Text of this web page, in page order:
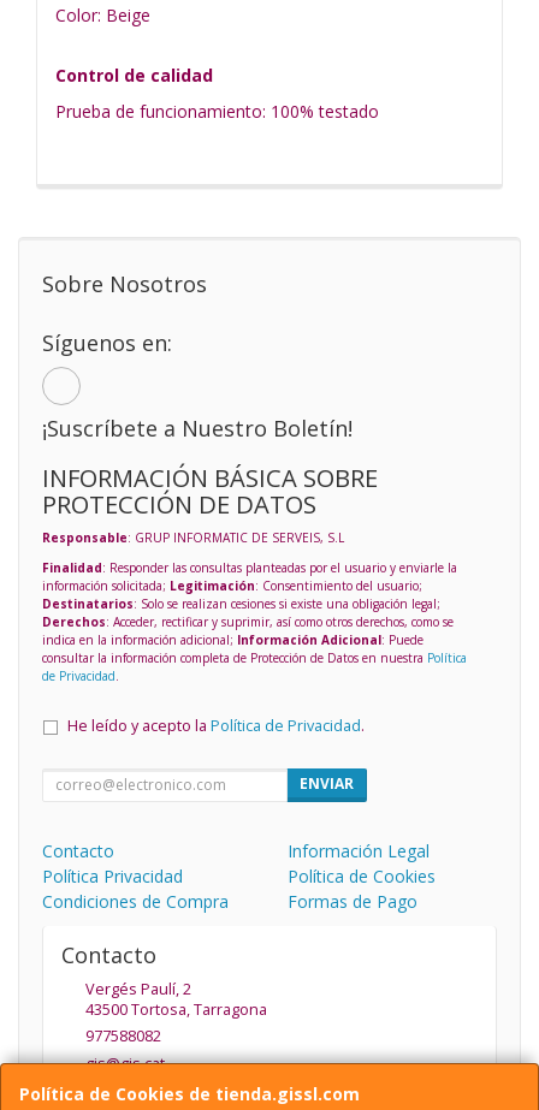
Color: Beige
Control de calidad
Prueba de funcionamiento: 100% testado
Política de Cookies de tienda.gissl.com
Sobre Nosotros
Síguenos en:
¡Suscríbete a Nuestro Boletín!
INFORMACIÓN BÁSICA SOBRE
PROTECCIÓN DE DATOS
Responsable: GRUP INFORMATIC DE SERVEIS, S.L
Finalidad: Responder las consultas planteadas por el usuario y enviarle la
información solicitada; Legitimación: Consentimiento del usuario;
Destinatarios: Solo se realizan cesiones si existe una obligación legal;
Derechos: Acceder, rectificar y suprimir, así como otros derechos, como se
indica en la información adicional; Información Adicional: Puede
consultar la información completa de Protección de Datos en nuestra Política
de Privacidad
He leído y acepto la Política de Privacidad.
ENVIAR
Contacto
Información Legal
Política Privacidad
Política de Cookies
Condiciones de Compra
Formas de Pago
Contacto
Vergés Paulí, 2
43500Tortosa,Tarragona
977588082
gis@gis.cat